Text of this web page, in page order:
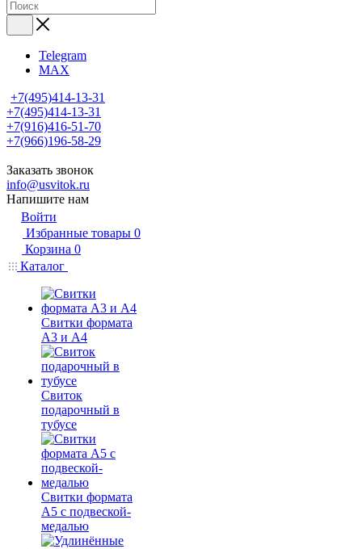
Telegram
MAX
+7(495)414-13-31
+7(495)414-13-31
+7(916)416-51-70
+7(966)196-58-29
Заказать звонок
info@usvitok.ru
Напишите нам
Войти
Избранные товары 0
Корзина 0
Каталог
Свитки формата
А3 и А4
Свиток
подарочный в
тубусе
Свитки формата
А5 с подвеской-
медалью